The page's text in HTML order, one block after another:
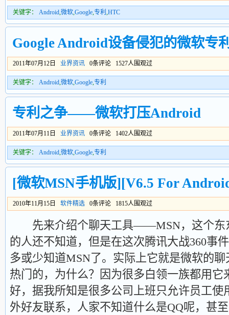
关键字： Android,微软,Google,专利 ,HTC
Google Android设备侵犯的微软专
2011年07月12日 业界资讯 0条评论 1527人围观过
关键字： Android,微软,Google,专利
专利之争——微软打压Android
2011年07月11日 业界资讯 0条评论 1402人围观过
关键字： Android,微软,Google,专利
[微软MSN手机版][V6.5 For
2010年11月15日 软件精选 0条评论 1815人围观过
先来介绍个聊天工具——MSN，这个东
的人还不知道，但是在这次腾讯大战360事
多或少知道MSN了。实际上它就是微软的
热门的，为什么？因为很多白领一族都用它
好，据我所知是很多公司上班只允许员工使
外好友联系，人家不知道什么是QQ呢，甚